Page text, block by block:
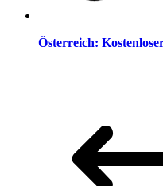
Österreich: